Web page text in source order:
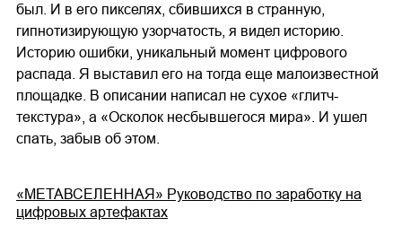
был. И в его пикселях, сбившихся в странную,
гипнотизирующую узорчатость, я видел историю.
Историю ошибки, уникальный момент цифрового
распада. Я выставил его на тогда еще малоизвестной
площадке. В описании написал не сухое «глитч-
текстура», а «Осколок несбывшегося мира». И ушел
спать, забыв об этом.
«МЕТАВСЕЛЕННАЯ» Руководство по заработку на
цифровых артефактах